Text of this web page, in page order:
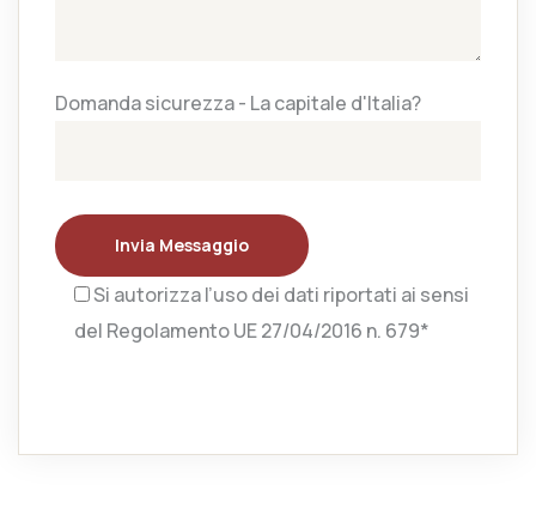
Domanda sicurezza - La capitale d'Italia?
Invia Messaggio
Si autorizza l’uso dei dati riportati ai sensi
del Regolamento UE 27/04/2016 n. 679*